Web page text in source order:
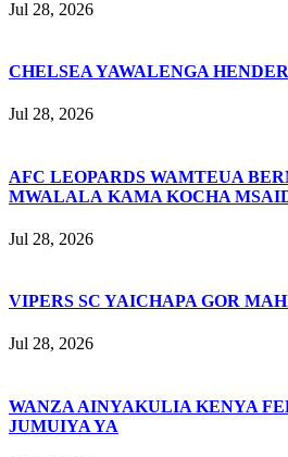
Jul 28, 2026
CHELSEA YAWALENGA
Jul 28, 2026
AFC LEOPARDS WAMTEUA
MWALALA KAMA KOCHA
Jul 28, 2026
VIPERS SC YAICHAPA GOR
Jul 28, 2026
WANZA AINYAKULIA KENYA
JUMUIYA YA